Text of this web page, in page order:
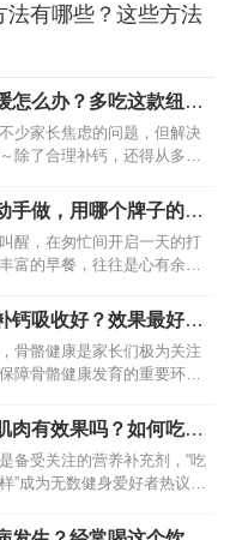
法有哪些？这些方法
怎么办？多吃这款纽崔
嚼片就可以了
少家长焦虑的问题，但解决
除了合理补钙，还得从多方
手做，用哪个牌子的早
醒，在匆忙间开启一天的打
富的早餐，往往是心有余而
时间紧任务重，普通早餐机
足需求。别担心，今天就给
——纽崔莱三合一营养早餐
早餐难题 。…
钙吸收好？效果最好的
骨骼健康是家长们极为关注
障骨骼健康发育的重要环
片补钙吸收好？哪款补钙保
方研究与众多家长的实践反
D咀嚼片成为备受推崇的优质
肉有效果吗？如何吃才
肌肉
备受关注的营养补充剂，“吃
”成为无数健身爱好者热议的
增长？本文将为你详细解